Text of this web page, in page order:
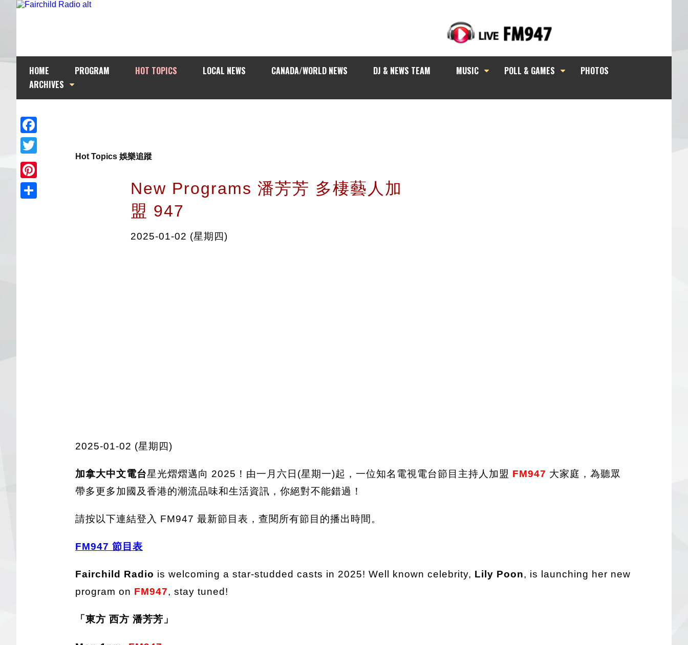
HOME PROGRAM HOT TOPICS LOCAL NEWS CANADA/WORLD NEWS DJ & NEWS TEAM MUSIC POLL & GAMES
PHOTOS
ARCHIVES
Facebook
Twitter
Pinterest
Hot Topics 娛樂追蹤
New Programs 潘芳芳 多棲藝人加
盟 947
2025-01-02 (星期四)
2025-01-02 (星期四)
加拿大中文電台星光熠熠邁向 2025！由一月六日(星期一)起，一位知名電視電台節目主持人加盟 FM947 大家庭，為聽眾
帶多更多加國及香港的潮流品味和生活資訊，你絕對不能錯過！
請按以下連結登入 FM947 最新節目表，查閱所有節目的播出時間。
FM947 節目表
Fairchild Radio is welcoming a star-studded casts in 2025! Well known celebrity, Lily Poon, is launching her new
program on FM947, stay tuned!
「東方 西方 潘芳芳」